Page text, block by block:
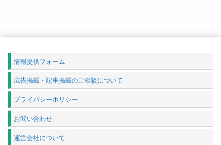
情報提供フォーム
広告掲載・記事掲載のご相談について
プライバシーポリシー
お問い合わせ
運営会社について